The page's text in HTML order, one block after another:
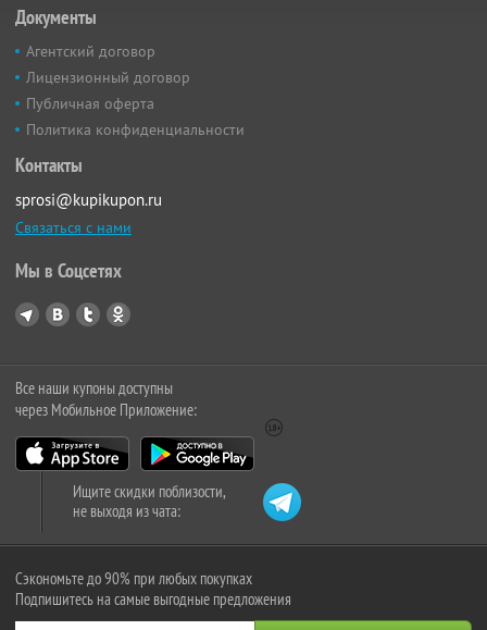
Документы
Агентский договор
Лицензионный договор
Публичная оферта
Политика конфиденциальности
Контакты
sprosi@kupikupon.ru
Связаться с нами
Мы в Соцсетях
Все наши купоны доступны
через Мобильное Приложение:
Ищите скидки поблизости,
не выходя из чата:
Сэкономьте до 90% при любых покупках
Подпишитесь на самые выгодные предложения